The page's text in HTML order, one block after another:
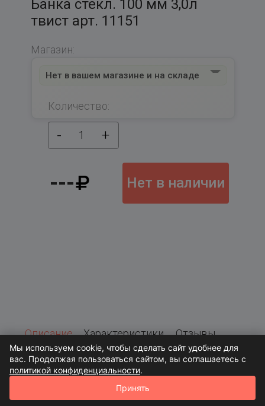
Банка стекл. 100 мм 3,0л
твист арт. 11151
Магазин:
Нет в вашем магазине и на складе
Количество:
- 1 +
--- Нет в наличии
Описание Характеристики Отзывы
Мы используем cookie, чтобы сделать сайт удобнее для
вас. Продолжая пользоваться сайтом, вы соглашаетесь с
политикой конфиденциальности.
Принять
2019-2025